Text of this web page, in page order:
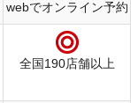
webでオンライン予約
全国190店舗以上